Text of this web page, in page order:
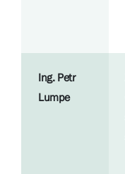
Ing. Petr
Lumpe